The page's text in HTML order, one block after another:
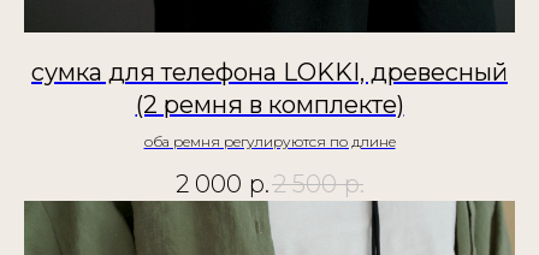
сумка для телефона LOKKI, древесный
(2 ремня в комплекте)
оба ремня регулируются по длине
2 000 р.2 500 р.